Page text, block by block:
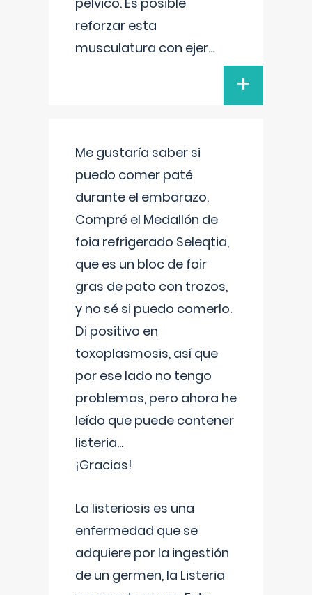
reforzar esta
musculatura con ejer...
+
Me gustaría saber si
puedo comer paté
durante el embarazo.
Compré el Medallón de
foia refrigerado Seleqtia,
que es un bloc de foir
gras de pato con trozos,
y no sé si puedo comerlo.
Di positivo en
toxoplasmosis, así que
por ese lado no tengo
problemas, pero ahora he
leído que puede contener
listeria...
¡Gracias!
La listeriosis es una
enfermedad que se
adquiere por la ingestión
de un germen, la Listeria